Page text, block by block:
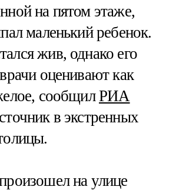
на пятом этаже,
маленький ребенок.
жив, однако его
оценивают как
сообщилРИА
в экстренных
на улице